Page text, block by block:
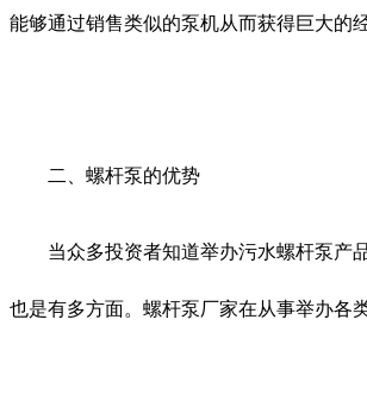
能够通过销售类似的泵机从而获得巨大的
二、螺杆泵的优势
当众多投资者知道举办污水螺杆泵产品
也是有多方面。螺杆泵厂家在从事举办各